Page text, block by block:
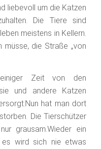
liebevoll um die Katzen
Die Tiere sind
meistens in Kellern.
müsse, die Straße „von
Zeit von den
und andere Katzen
hat man dort
Die Tierschützer
grausam.Wieder ein
wird sich nie etwas